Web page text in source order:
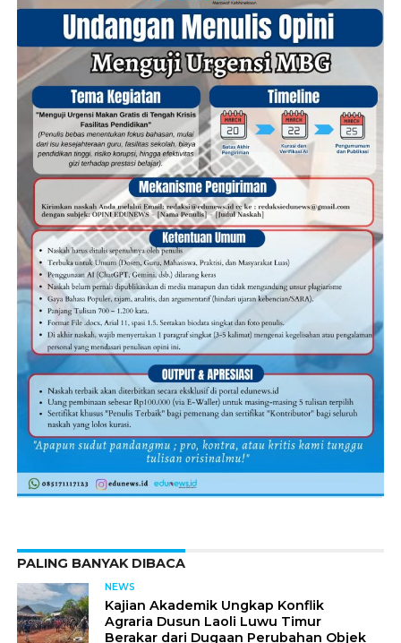
PALING BANYAK DIBACA
NEWS
Kajian Akademik Ungkap Konflik
Agraria Dusun Laoli Luwu Timur
Berakar dari Dugaan Perubahan Objek